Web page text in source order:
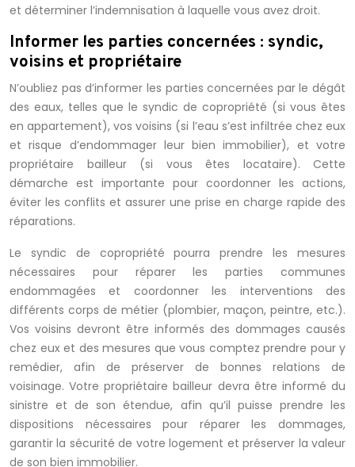
et déterminer l’indemnisation à laquelle vous avez droit.
Informer les parties concernées : syndic,
voisins et propriétaire
N’oubliez pas d’informer les parties concernées par le dégât
des eaux, telles que le syndic de copropriété (si vous êtes
en appartement), vos voisins (si l’eau s’est infiltrée chez eux
et risque d’endommager leur bien immobilier), et votre
propriétaire bailleur (si vous êtes locataire). Cette
démarche est importante pour coordonner les actions,
éviter les conflits et assurer une prise en charge rapide des
réparations.
Le syndic de copropriété pourra prendre les mesures
nécessaires pour réparer les parties communes
endommagées et coordonner les interventions des
différents corps de métier (plombier, maçon, peintre, etc.).
Vos voisins devront être informés des dommages causés
chez eux et des mesures que vous comptez prendre pour y
remédier, afin de préserver de bonnes relations de
voisinage. Votre propriétaire bailleur devra être informé du
sinistre et de son étendue, afin qu’il puisse prendre les
dispositions nécessaires pour réparer les dommages,
garantir la sécurité de votre logement et préserver la valeur
de son bien immobilier.